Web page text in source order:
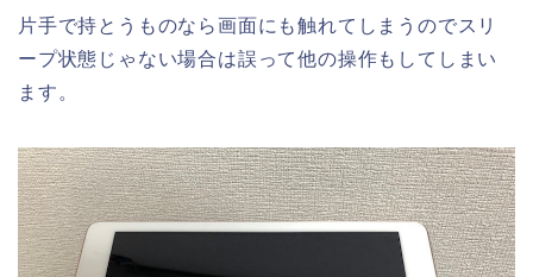
片手で持とうものなら画面にも触れてしまうのでスリ
ープ状態じゃない場合は誤って他の操作もしてしまい
ます。